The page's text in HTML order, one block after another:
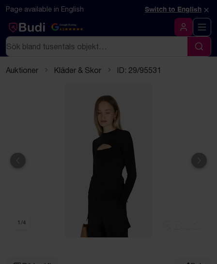
Hoppa till innehåll
Textbaserad (markdown) version av denna sida
Page available in English Switch to English ×
Google Rating
4.5
Logga in
Sök
Sök
Auktioner Kläder & Skor ID: 29/95531
Föregående
1 /4